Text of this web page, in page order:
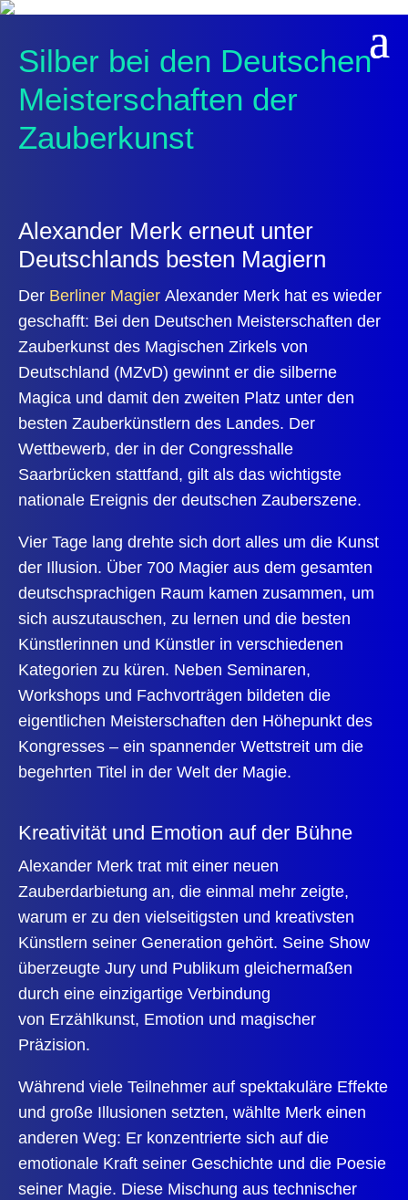
Silber bei den Deutschen
Meisterschaften der
Zauberkunst
Alexander Merk erneut unter
Deutschlands besten Magiern
Der Berliner Magier Alexander Merk hat es wieder
geschafft: Bei den Deutschen Meisterschaften der
Zauberkunst des Magischen Zirkels von
Deutschland (MZvD) gewinnt er die silberne
Magica und damit den zweiten Platz unter den
besten Zauberkünstlern des Landes. Der
Wettbewerb, der in der Congresshalle
Saarbrücken stattfand, gilt als das wichtigste
nationale Ereignis der deutschen Zauberszene.
Vier Tage lang drehte sich dort alles um die Kunst
der Illusion. Über 700 Magier aus dem gesamten
deutschsprachigen Raum kamen zusammen, um
sich auszutauschen, zu lernen und die besten
Künstlerinnen und Künstler in verschiedenen
Kategorien zu küren. Neben Seminaren,
Workshops und Fachvorträgen bildeten die
eigentlichen Meisterschaften den Höhepunkt des
Kongresses – ein spannender Wettstreit um die
begehrten Titel in der Welt der Magie.
Kreativität und Emotion auf der Bühne
Alexander Merk trat mit einer neuen
Zauberdarbietung an, die einmal mehr zeigte,
warum er zu den vielseitigsten und kreativsten
Künstlern seiner Generation gehört. Seine Show
überzeugte Jury und Publikum gleichermaßen
durch eine einzigartige Verbindung
von Erzählkunst, Emotion und magischer
Präzision.
Während viele Teilnehmer auf spektakuläre Effekte
und große Illusionen setzten, wählte Merk einen
anderen Weg: Er konzentrierte sich auf die
emotionale Kraft seiner Geschichte und die Poesie
seiner Magie. Diese Mischung aus technischer